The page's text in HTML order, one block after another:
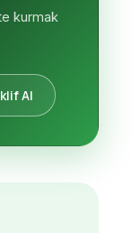
kurmak
Al